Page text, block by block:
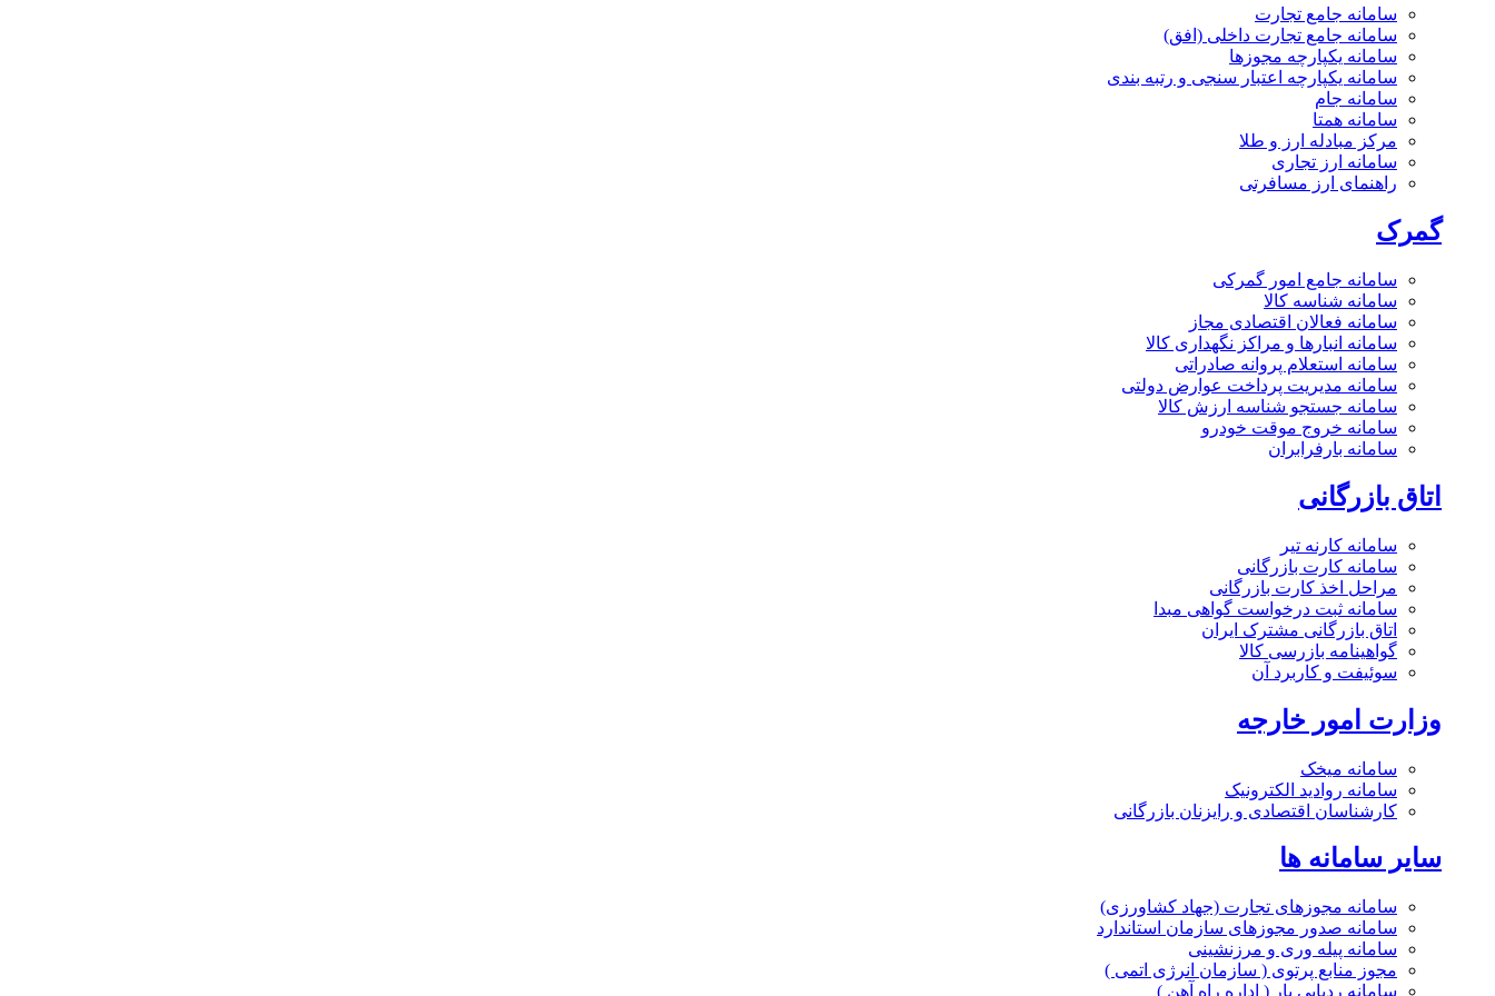
سامانه جامع تجارت
سامانه جامع تجارت داخلی (افق)
سامانه یکپارچه مجوزها
سامانه یکپارچه اعتبار سنجی و رتبه بندی
سامانه جام
سامانه همتا
مرکز مبادله ارز و طلا
سامانه ارز تجاری
راهنمای ارز مسافرتی
گمرک
سامانه جامع امور گمرکی
سامانه شناسه کالا
سامانه فعالان اقتصادی مجاز
سامانه انبارها و مراکز نگهداری کالا
سامانه استعلام پروانه صادراتی
سامانه مدیریت پرداخت عوارض دولتی
سامانه جستجو شناسه ارزش کالا
سامانه خروج موقت خودرو
سامانه بارفرابران
اتاق بازرگانی
سامانه کارنه تیر
سامانه کارت بازرگانی
مراحل اخذ کارت بازرگانی
سامانه ثبت درخواست گواهی مبدا
اتاق بازرگانی مشترک ایران
گواهینامه بازرسی کالا
سوئیفت و کاربرد آن
وزارت امور خارجه
سامانه میخک
سامانه روادید الکترونیک
کارشناسان اقتصادی و رایزنان بازرگانی
سایر سامانه ها
سامانه مجوزهای تجارت (جهاد کشاورزی)
سامانه صدور مجوزهای سازمان استاندارد
سامانه پیله وری و مرزنشینی
مجوز منابع پرتوی ( سازمان انرژی اتمی )
سامانه ردیابی بار ( اداره راه آهن )